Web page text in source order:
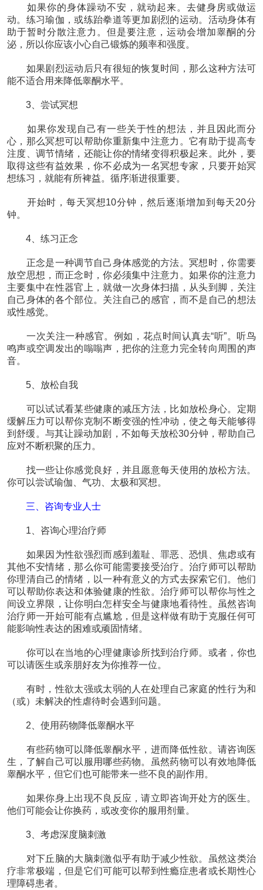
如果你的身体躁动不安，就动起来。去健身房或做运
动。练习瑜伽，或练跆拳道等更加剧烈的运动。活动身体有
助于暂时分散注意力。但是要注意，运动会增加睾酮的分
泌，所以你应该小心自己锻炼的频率和强度。
如果剧烈运动后只有很短的恢复时间，那么这种方法可
能不适合用来降低睾酮水平。
3、尝试冥想
如果你发现自己有一些关于性的想法，并且因此而分
心，那么冥想可以帮助你重新集中注意力。它有助于提高专
注度、调节情绪，还能让你的情绪变得积极起来。此外，要
取得这些有益效果，你不必成为一名冥想专家，只要开始冥
想练习，就能有所裨益。循序渐进很重要。
开始时，每天冥想10分钟，然后逐渐增加到每天20分
钟。
4、练习正念
正念是一种调节自己身体感觉的方法。冥想时，你需要
放空思想，而正念时，你必须集中注意力。如果你的注意力
主要集中在性器官上，就做一次身体扫描，从头到脚，关注
自己身体的各个部位。关注自己的感官，而不是自己的想法
或性感觉。
一次关注一种感官。例如，花点时间认真去“听”。听鸟
鸣声或空调发出的嗡嗡声，把你的注意力完全转向周围的声
音。
5、放松自我
可以试试看某些健康的减压方法，比如放松身心。定期
缓解压力可以帮你克制不断变强的性冲动，使之每天能够得
到舒缓。与其让躁动加剧，不如每天放松30分钟，帮助自己
应对不断积聚的压力。
找一些让你感觉良好，并且愿意每天使用的放松方法。
你可以尝试瑜伽、气功、太极和冥想。
三、咨询专业人士
1、咨询心理治疗师
如果因为性欲强烈而感到羞耻、罪恶、恐惧、焦虑或有
其他不安情绪，那么你可能需要接受治疗。治疗师可以帮助
你理清自己的情绪，以一种有意义的方式去探索它们。他们
可以帮助你表达和体验健康的性欲。治疗师可以帮你与性之
间设立界限，让你明白怎样安全与健康地看待性。虽然咨询
治疗师一开始可能有点尴尬，但是这样做有助于克服任何可
能影响性表达的困难或顽固情绪。
你可以在当地的心理健康诊所找到治疗师。或者，你也
可以请医生或亲朋好友为你推荐一位。
有时，性欲太强或太弱的人在处理自己家庭的性行为和
（或）未解决的性虐待时会遇到问题。
2、使用药物降低睾酮水平
有些药物可以降低睾酮水平，进而降低性欲。请咨询医
生，了解自己可以服用哪些药物。虽然药物可以有效地降低
睾酮水平，但它们也可能带来一些不良的副作用。
如果你身上出现不良反应，请立即咨询开处方的医生。
他们可能会让你换药，或改变你的服用剂量。
3、考虑深度脑刺激
对下丘脑的大脑刺激似乎有助于减少性欲。虽然这类治
疗非常极端，但是它们可能可以帮到性瘾症患者或长期性心
理障碍患者。